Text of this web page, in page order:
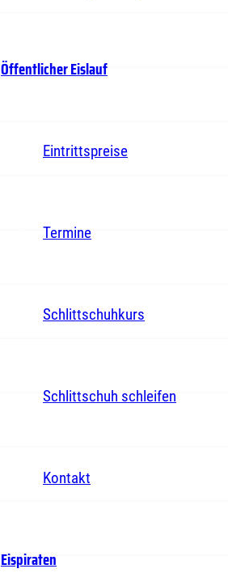
Öffentlicher Eislauf
Eintrittspreise
Termine
Schlittschuhkurs
Schlittschuh schleifen
Kontakt
Eispiraten